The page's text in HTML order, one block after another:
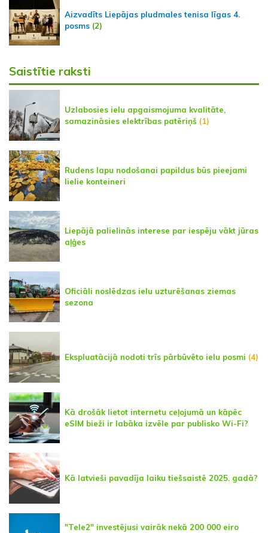
Aizvadīts Liepājas pludmales tenisa līgas 4.
posms (2)
Saistītie raksti
Uzlabosies ielu apgaismojuma kvalitāte,
samazināsies elektrības patēriņš (1)
Rudens lapu nodošanai papildus būs pieejami
lielie konteineri
Liepājā palielinās interese par iespēju vākt jūras
aļģes
Oficiāli noslēdzas ielu uzturēšanas ziemas
sezona
Ekspluatācijā nodoti trīs pārbūvēto ielu posmi (4)
Kā drošāk lietot internetu ceļojumā un kāpēc
eSIM bieži ir labāka izvēle par publisko Wi-Fi?
Kā latvieši pavadīja laiku tiešsaistē 2025. gadā?
"Tele2" investējusi vairāk nekā 200 000 eiro